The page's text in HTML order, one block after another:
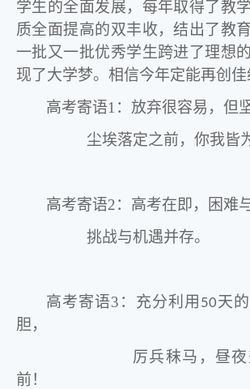
学生的全面发展，每年取得了教
质全面提高的双丰收，结出了教
一批又一批优秀学生跨进了理想
现了大学梦。相信今年定能再创佳
高考寄语1 ：放弃很容易，但
尘埃落定之前，你我皆
高考寄语2：高考在即，困难
挑战与机遇并存。
高考寄语3 ：充分利用 50天
胆，
厉兵秣马，昼
前！